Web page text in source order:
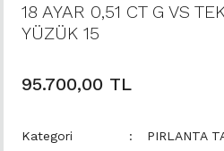
18 AYAR 0,51 CT G VS
YÜZÜK 15
95.700,00 TL
Kategori PIRLANTA